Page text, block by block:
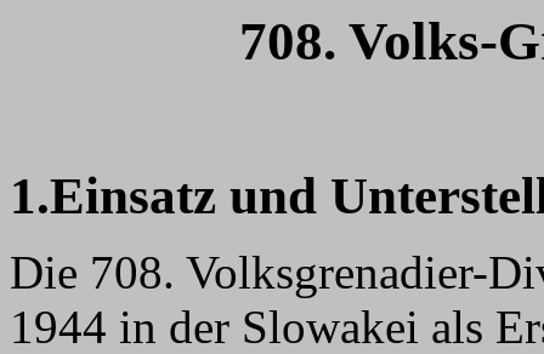
708. Volks-
1.Einsatz und
Die 708. Volksgrenadier-
1944 in der Slowakei als